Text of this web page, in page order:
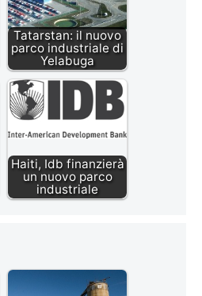
Tatarstan: il nuovo
parco industriale di
Yelabuga
Haiti, Idb finanzierà
un nuovo parco
industriale